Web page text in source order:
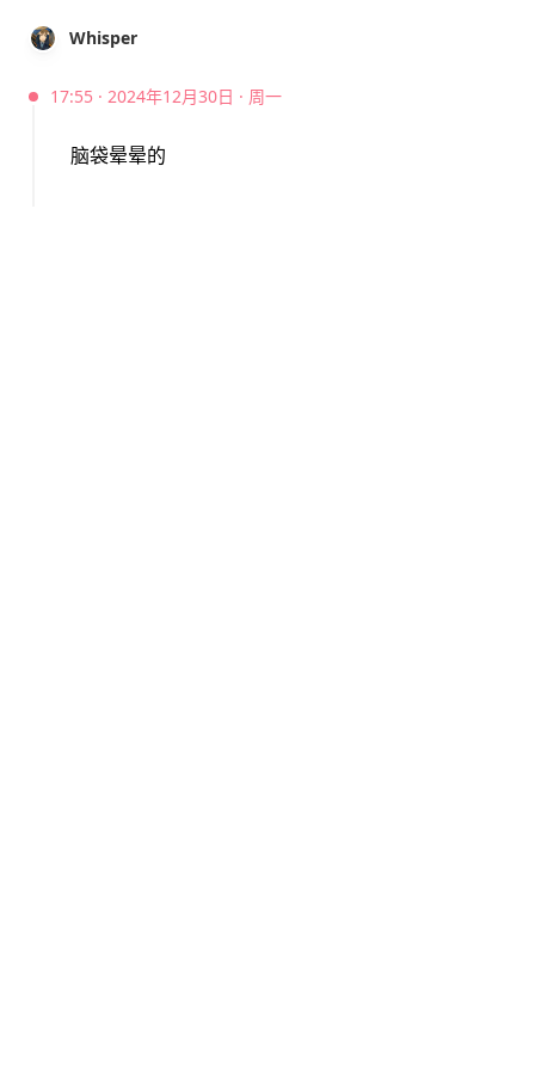
Whisper
17:55 · 2024年12月30日 · 周一
脑袋晕晕的